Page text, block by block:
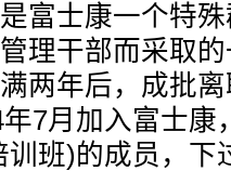
士康一个特殊
理干部而采取
两年后，成批
月加入富士康
班)的成员，下